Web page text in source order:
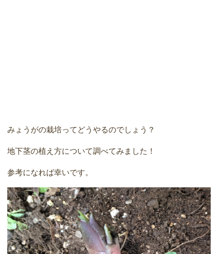
みょうがの栽培ってどうやるのでしょう？
地下茎の植え方について調べてみました！
参考になれば幸いです。